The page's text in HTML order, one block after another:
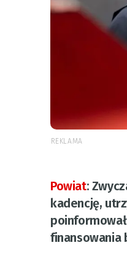
REKLAMA
Powiat:
kadencję,
finansowania